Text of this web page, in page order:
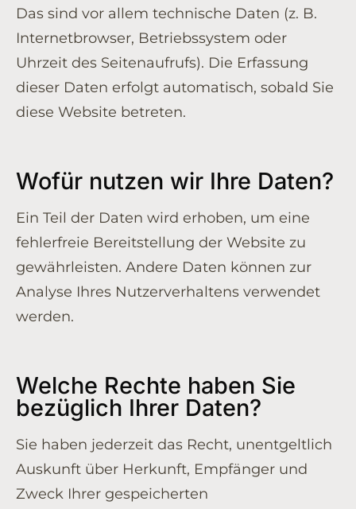
Das sind vor allem technische Daten (z. B.
Internetbrowser, Betriebssystem oder
Uhrzeit des Seitenaufrufs). Die Erfassung
dieser Daten erfolgt automatisch, sobald Sie
diese Website betreten.
Wofür nutzen wir Ihre Daten?
Ein Teil der Daten wird erhoben, um eine
fehlerfreie Bereitstellung der Website zu
gewährleisten. Andere Daten können zur
Analyse Ihres Nutzerverhaltens verwendet
werden.
Welche Rechte haben Sie
bezüglich Ihrer Daten?
Sie haben jederzeit das Recht, unentgeltlich
Auskunft über Herkunft, Empfänger und
Zweck Ihrer gespeicherten